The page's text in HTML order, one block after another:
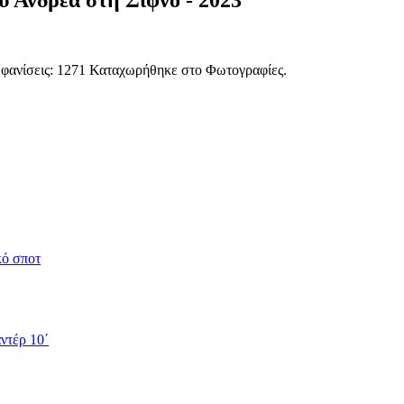
1271 Καταχωρήθηκε στο Φωτογραφίες.
σποτ
10΄